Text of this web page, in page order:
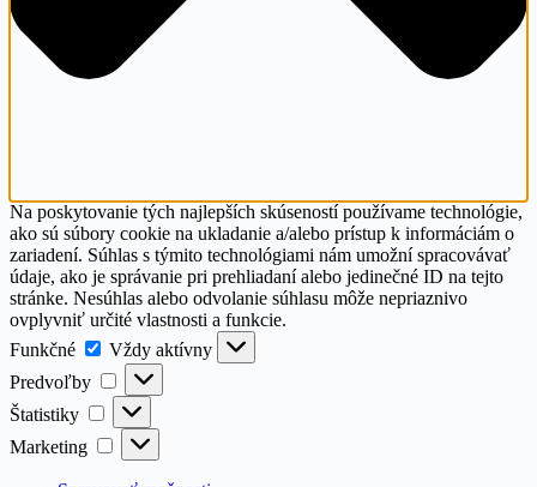
Na poskytovanie tých najlepších skúseností používame technológie,
ako sú súbory cookie na ukladanie a/alebo prístup k informáciám o
zariadení. Súhlas s týmito technológiami nám umožní spracovávať
údaje, ako je správanie pri prehliadaní alebo jedinečné ID na tejto
stránke. Nesúhlas alebo odvolanie súhlasu môže nepriaznivo
ovplyvniť určité vlastnosti a funkcie.
Funkčné
Funkčné
Vždy aktívny
Predvoľby
Predvoľby
Štatistiky Štatistiky
Marketing Marketing